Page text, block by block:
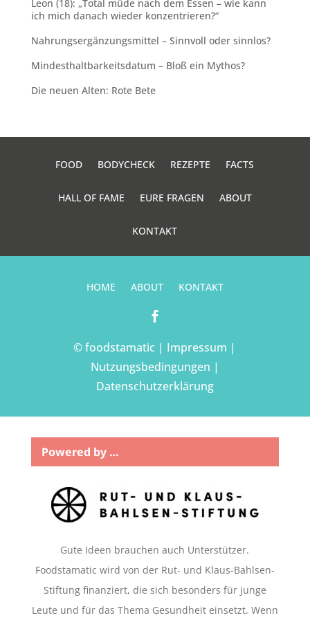
Leon (18): „Total müde nach dem Essen – wie kann
ich mich danach wieder konzentrieren?“
Nahrungsergänzungsmittel – Sinnvoll oder sinnlos?
Mindesthaltbarkeitsdatum – Bloß ein Mythos?
Die neuen Alten: Rote Bete
FOOD BODYCHECK REZEPTE FACTS
HALL OF FAME EURE FRAGEN ABOUT
KONTAKT
HOME ABOUT KONTAKT

© foodstamatic | Impressum |
Nutzungsbedingungen |
Datenschutzerklärung
Powered by …
Gute Ideen brauchen auch Unterstützer.
Foodstamatic wird von der Rut- und Klaus-Bahlsen-
Stiftung finanziert, die sich besonders für junge
Leute und für das Thema Gesundheit einsetzt. Wenn